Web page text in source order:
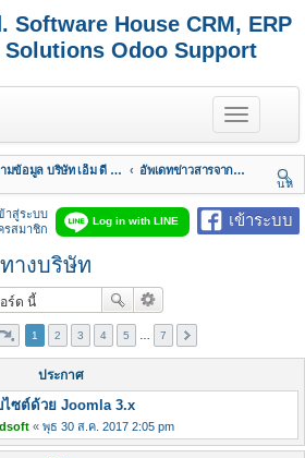
Software House CRM, ERP
Solutions Odoo Support
T
o
g
l
e
n
a
n
ถามข้อมูล บริษัท เอ็ม ดี ซอฟต์ จำกัด
อัพเดทข่าวสารจากทางบริษัท
นห
า
เข้าระบบ
Log in with LINE
าสู่ระบบ
รสมาชิก
างบริษัท
1 2 3 4 5 7
ประกาศ
ไซต์ด้วย Joomla 3.x
« พุธ 30 ส.ค. 2017 2:05 pm